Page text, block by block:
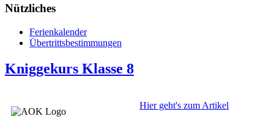
Nützliches
Ferienkalender
Übertrittsbestimmungen
Kniggekurs Klasse 8
Hier geht's zum Artikel